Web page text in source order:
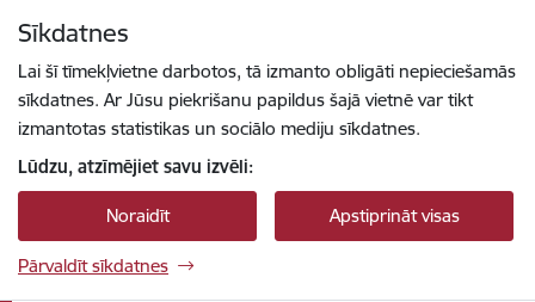
Sīkdatnes
Lai šī tīmekļvietne darbotos, tā izmanto obligāti nepieciešamās
sīkdatnes. Ar Jūsu piekrišanu papildus šajā vietnē var tikt
izmantotas statistikas un sociālo mediju sīkdatnes.
Lūdzu, atzīmējiet savu izvēli:
Noraidīt Apstiprināt visas
Pārvaldīt sīkdatnes